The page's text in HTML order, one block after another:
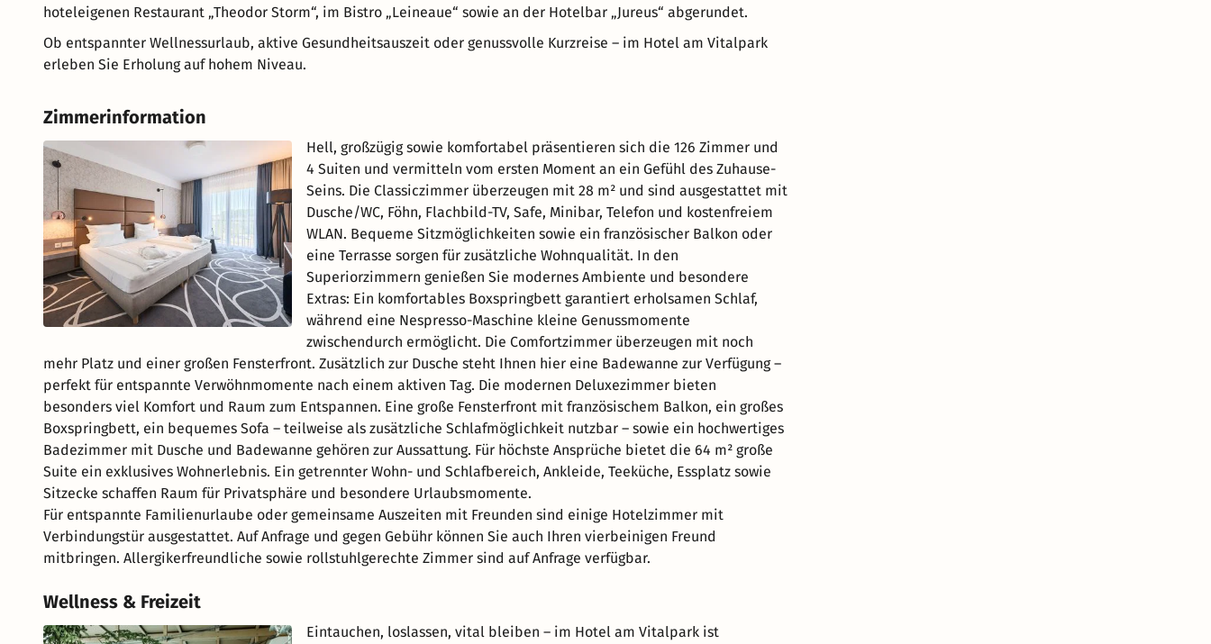
hoteleigenen Restaurant „Theodor Storm“, im Bistro „Leineaue“ sowie an der Hotelbar „Jureus“ abgerundet.
Ob entspannter Wellnessurlaub, aktive Gesundheitsauszeit oder genussvolle Kurzreise – im Hotel am Vitalpark
erleben Sie Erholung auf hohem Niveau.
Zimmerinformation
Hell, großzügig sowie komfortabel präsentieren sich die 126 Zimmer und
4 Suiten und vermitteln vom ersten Moment an ein Gefühl des Zuhause-
Seins. Die Classiczimmer überzeugen mit 28 m² und sind ausgestattet mit
Dusche/WC, Föhn, Flachbild-TV, Safe, Minibar, Telefon und kostenfreiem
WLAN. Bequeme Sitzmöglichkeiten sowie ein französischer Balkon oder
eine Terrasse sorgen für zusätzliche Wohnqualität. In den
Superiorzimmern genießen Sie modernes Ambiente und besondere
Extras: Ein komfortables Boxspringbett garantiert erholsamen Schlaf,
während eine Nespresso-Maschine kleine Genussmomente
zwischendurch ermöglicht. Die Comfortzimmer überzeugen mit noch
mehr Platz und einer großen Fensterfront. Zusätzlich zur Dusche steht Ihnen hier eine Badewanne zur Verfügung –
perfekt für entspannte Verwöhnmomente nach einem aktiven Tag. Die modernen Deluxezimmer bieten
besonders viel Komfort und Raum zum Entspannen. Eine große Fensterfront mit französischem Balkon, ein großes
Boxspringbett, ein bequemes Sofa – teilweise als zusätzliche Schlafmöglichkeit nutzbar – sowie ein hochwertiges
Badezimmer mit Dusche und Badewanne gehören zur Aussattung. Für höchste Ansprüche bietet die 64 m² große
Suite ein exklusives Wohnerlebnis. Ein getrennter Wohn- und Schlafbereich, Ankleide, Teeküche, Essplatz sowie
Sitzecke schaffen Raum für Privatsphäre und besondere Urlaubsmomente.
Für entspannte Familienurlaube oder gemeinsame Auszeiten mit Freunden sind einige Hotelzimmer mit
Verbindungstür ausgestattet. Auf Anfrage und gegen Gebühr können Sie auch Ihren vierbeinigen Freund
mitbringen. Allergikerfreundliche sowie rollstuhlgerechte Zimmer sind auf Anfrage verfügbar.
Wellness & Freizeit
Eintauchen, loslassen, vital bleiben – im Hotel am Vitalpark ist